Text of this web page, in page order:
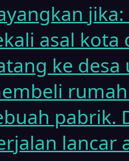
asal kota
ke
pabrik.
lancar